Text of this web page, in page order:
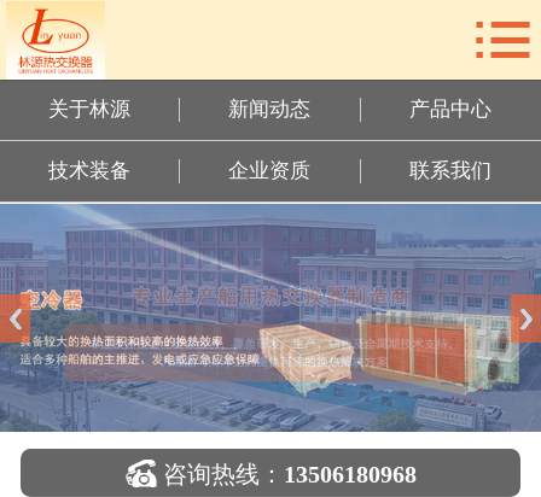
技术装备
企业资质
联系我们

关于林源 新闻动态 产品中心
技术装备 企业资质 联系我们
 咨询热线： 13506180968